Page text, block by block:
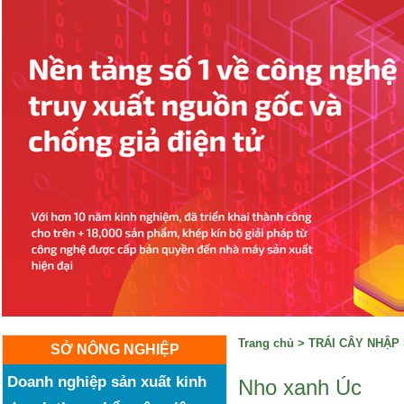
SỞ NÔNG NGHIỆP
Doanh nghiệp sản xuất kinh
Trang chủ > TRÁI CÂY NHẬP
Nho xanh Úc